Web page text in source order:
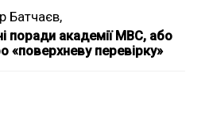
Батчаєв,
поради академії МВС, або
«поверхневу перевірку»